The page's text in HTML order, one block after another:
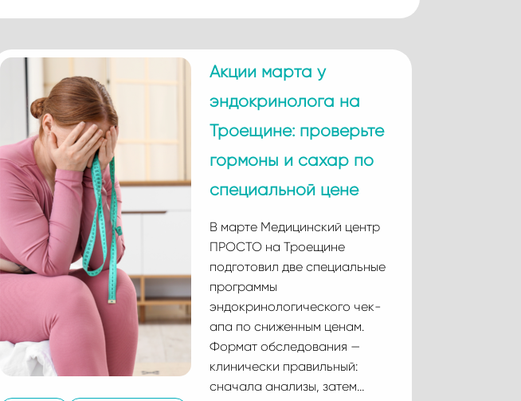
Акции марта у
эндокринолога на
Троещине: проверьте
гормоны и сахар по
специальной цене
В марте Медицинский центр
ПРОСТО на Троещине
подготовил две специальные
программы
эндокринологического чек-
апа по сниженным ценам.
Формат обследования —
клинически правильный:
сначала анализы, затем…